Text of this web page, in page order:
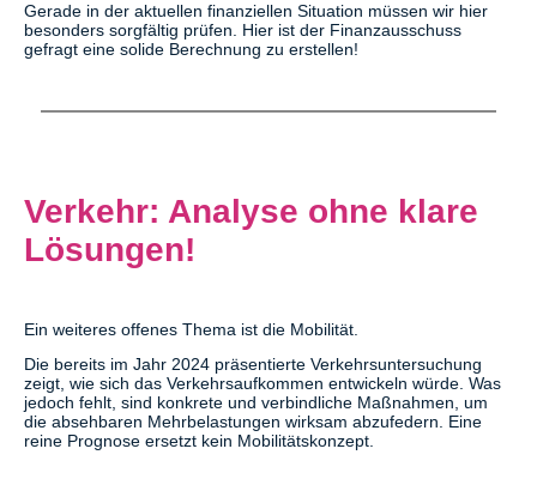
Gerade in der aktuellen finanziellen Situation müssen wir hier
besonders sorgfältig prüfen. Hier ist der Finanzausschuss
gefragt eine solide Berechnung zu erstellen!
Verkehr: Analyse ohne klare
Lösungen!
Ein weiteres offenes Thema ist die Mobilität.
Die bereits im Jahr 2024 präsentierte Verkehrsuntersuchung
zeigt, wie sich das Verkehrsaufkommen entwickeln würde. Was
jedoch fehlt, sind konkrete und verbindliche Maßnahmen, um
die absehbaren Mehrbelastungen wirksam abzufedern. Eine
reine Prognose ersetzt kein Mobilitätskonzept.